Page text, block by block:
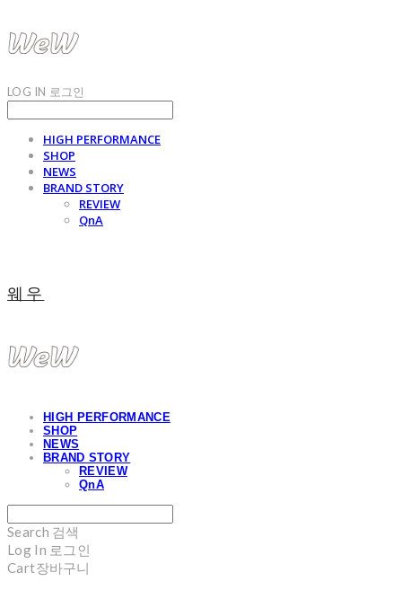
LOG IN 로그인
HIGH PERFORMANCE
SHOP
NEWS
BRAND STORY
REVIEW
QnA
웨우
HIGH PERFORMANCE
SHOP
NEWS
BRAND STORY
REVIEW
QnA
Search 검색
Log In 로그인
Cart장바구니